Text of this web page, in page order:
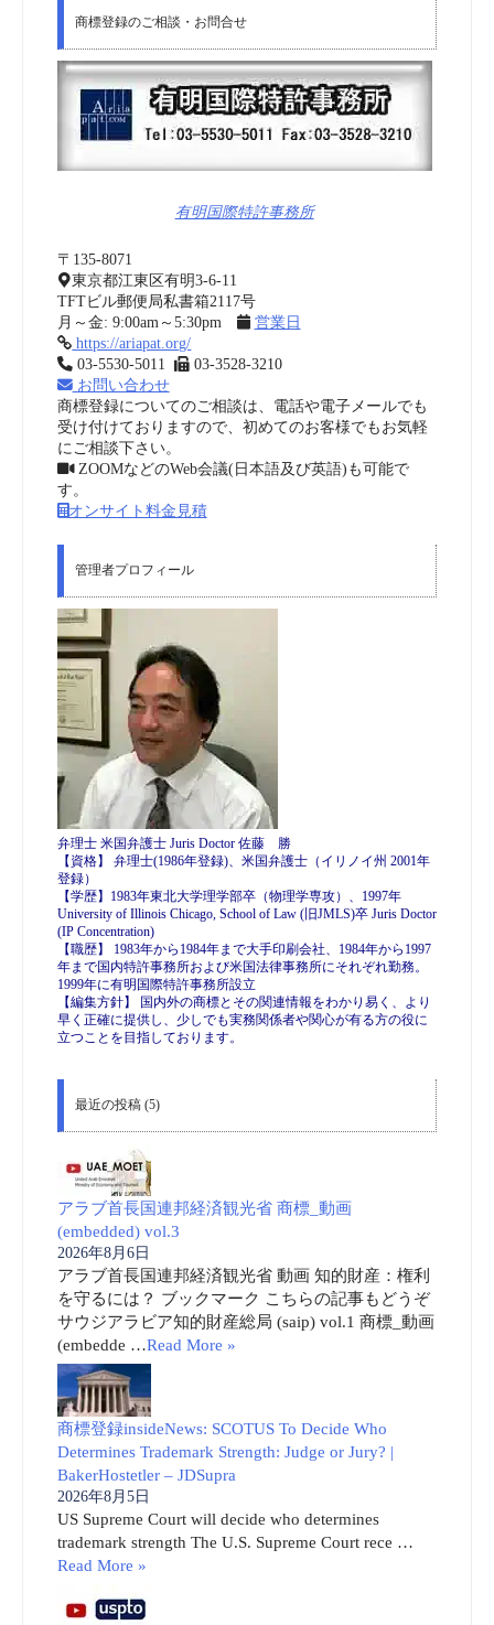
商標登録のご相談・お問合せ
有明国際特許事務所
〒135-8071
東京都江東区有明3-6-11
TFTビル郵便局私書箱2117号
月～金: 9:00am～5:30pm
営業日
https://ariapat.org/
03-5530-5011
03-3528-3210
お問い合わせ
商標登録についてのご相談は、電話や電子メールでも
受け付けておりますので、初めてのお客様でもお気軽
にご相談下さい。
ZOOMなどのWeb会議(日本語及び英語)も可能で
す。
オンサイト料金見積
管理者プロフィール
弁理士 米国弁護士 Juris Doctor 佐藤 勝
【資格】 弁理士(1986年登録)、米国弁護士（イリノイ州 2001年
登録）
【学歴】1983年東北大学理学部卒（物理学専攻）、1997年
University of Illinois Chicago, School of Law (旧JMLS)卒 Juris Doctor
(IP Concentration)
【職歴】 1983年から1984年まで大手印刷会社、1984年から1997
年まで国内特許事務所および米国法律事務所にそれぞれ勤務。
1999年に有明国際特許事務所設立
【編集方針】 国内外の商標とその関連情報をわかり易く、より
早く正確に提供し、少しでも実務関係者や関心が有る方の役に
立つことを目指しております。
最近の投稿 (5)
アラブ首長国連邦経済観光省 商標_動画
(embedded) vol.3
2026年8月6日
アラブ首長国連邦経済観光省 動画 知的財産：権利
を守るには？ ブックマーク こちらの記事もどうぞ
サウジアラビア知的財産総局 (saip) vol.1 商標_動画
(embedde …Read More »
商標登録insideNews: SCOTUS To Decide Who
Determines Trademark Strength: Judge or Jury? |
BakerHostetler – JDSupra
2026年8月5日
US Supreme Court will decide who determines
trademark strength The U.S. Supreme Court rece …
Read More »